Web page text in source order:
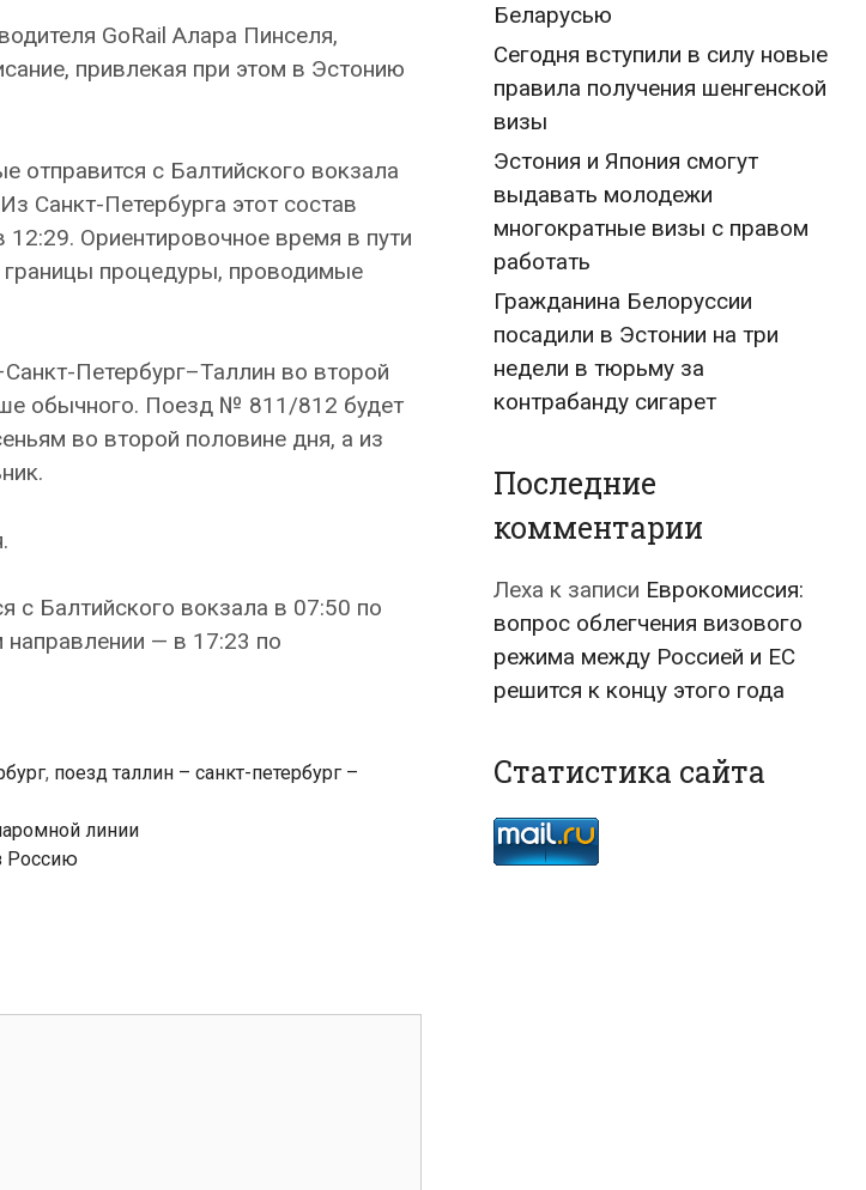
GoRail Алара Пинселя,
привлекая при этом в Эстонию
с Балтийского вокзала
Санкт-Петербурга этот состав
12:29. Ориентировочное время в пути
границы процедуры, проводимые
Петербург–Таллин во второй
обычного. Поезд № 811/812 будет
во второй половине дня, а из
с Балтийского вокзала в 07:50 по
направлении — в 17:23 по
, поезд таллин – санкт-петербург –
линии
Россию
Беларусью
Сегодня вступили в силу новые
правила получения шенгенской
визы
Эстония и Япония смогут
выдавать молодежи
многократные визы с правом
работать
Гражданина Белоруссии
посадили в Эстонии на три
недели в тюрьму за
контрабанду сигарет
Последние
комментарии
Леха к записи Еврокомиссия:
вопрос облегчения визового
режима между Россией и ЕС
решится к концу этого года
Статистика сайта